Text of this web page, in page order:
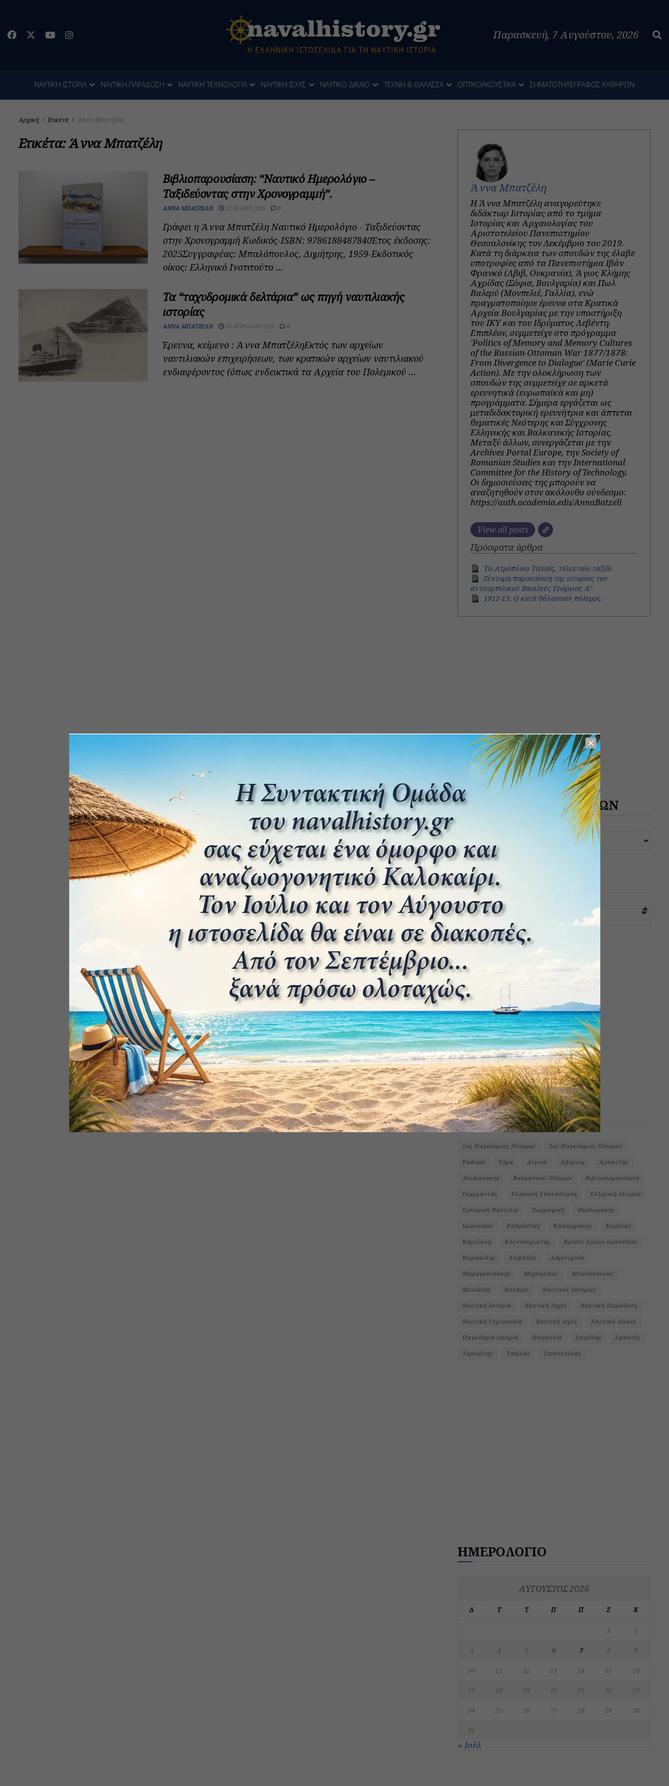
Παρασκευή, 7 Αυγούστου, 2026
ΝΑΥΤΙΚΗ ΙΣΤΟΡΙΑ ΝΑΥΤΙΚΗ ΠΑΡΑΔΟΣΗ ΝΑΥΤΙΚΗ ΤΕΧΝΟΛΟΓΙΑ ΝΑΥΤΙΚΗ ΙΣΧΥΣ ΝΑΥΤΙΚΟ ΔΙΚΑΙΟ ΤΕΧΝΗ & ΘΑΛΑΣΣΑ ΟΠΤΙΚΟΑΚΟΥΣΤΙΚΑ ΣΗΜΑΤΟΤΗΛΕΓΡΑΦΟΣ ΚΥΘΗΡΩΝ
Αρχική Ετικέτα Άννα Μπατζέλη
Ετικέτα:Άννα Μπατζέλη
Βιβλιοπαρουσίαση: “Ναυτικό Ημερολόγιο –
Ταξιδεύοντας στην Χρονογραμμή”.
ΆΝΝΑ ΜΠΑΤΖΈΛΗ 22 ΜΑΪ́ΟΥ 2025 0
Γράφει η Άννα Μπατζέλη Ναυτικό Ημερολόγιο - Ταξιδεύοντας
στην Χρονογραμμή Κωδικός-ISBN: 9786188487840Έτος έκδοσης:
2025Συγγραφέας: Μπαλόπουλος, Δημήτρης, 1959-Εκδοτικός
οίκος: Ελληνικό Ινστιτούτο ...
Τα “ταχυδρομικά δελτάρια” ως πηγή ναυτιλιακής
ιστορίας
ΆΝΝΑ ΜΠΑΤΖΈΛΗ 25 ΑΠΡΙΛΊΟΥ 2025 0
Έρευνα, κείμενο : Άννα ΜπατζέληΕκτός των αρχείων
ναυτιλιακών επιχειρήσεων, των κρατικών αρχείων ναυτιλιακού
ενδιαφέροντος (όπως ενδεικτικά τα Αρχεία του Πολεμικού ...
Άννα Μπατζέλη
H Άννα Μπατζέλη αναγορεύτηκε
διδάκτωρ Ιστορίας από το τμήμα
Ιστορίας και Αρχαιολογίας του
Αριστοτελείου Πανεπιστημίου
Θεσσαλονίκης τον Δεκέμβριο του 2019.
Κατά τη διάρκεια των σπουδών της έλαβε
υποτροφίες από τα Πανεπιστήμια Ιβάν
Φρανκό (Λβιβ, Ουκρανία), Άγιος Κλήμης
Αχρίδας (Σόφια, Βουλγαρία) και Πωλ
Βαλερύ (Μονπελιέ, Γαλλία), ενώ
πραγματοποίησε έρευνα στα Κρατικά
Αρχεία Βουλγαρίας με την υποστήριξη
του ΙΚΥ και του Ιδρύματος Λεβέντη.
Επιπλέον, συμμετείχε στο πρόγραμμα
'Politics of Memory and Memory Cultures
of the Russian-Ottoman War 1877/1878:
From Divergence to Dialogue' (Marie Curie
Action). Με την ολοκλήρωση των
σπουδών της συμμετείχε σε αρκετά
ερευνητικά (ευρωπαϊκά και μη)
προγράμματα. Σήμερα εργάζεται ως
μεταδιδακτορική ερευνήτρια και άπτεται
θεματικές Νεότερης και Σύγχρονης
Ελληνικής και Βαλκανικής Ιστορίας.
Μεταξύ άλλων, συνεργάζεται με την
Archives Portal Europe, την Society of
Romanian Studies και την International
Committee for the History of Technology.
Οι δημοσιεύσεις της μπορούν να
αναζητηθούν στον ακόλουθο σύνδεσμο:
https://auth.academia.edu/AnnaBatzeli
View all posts
Πρόσφατα άρθρα
Το Ατμόπλοιο Τάναϊς, τελευταίο ταξίδι
Σύντομη παρουσίαση της ιστορίας του
αντιτορπιλικού Βασιλεύς Γεώργιος Α’.
1912-13. Ο κατά θάλασσαν πόλεμος.
ΑΡΧΕΙΟ ΔΗΜΟΣΙΕΥΣΕΩΝ
ΚΑΤΗΓΟΡΙΕΣ
Επιλογή κατηγορίας
ΕΤΙΚΕΤΕΣ
1ος Παγκόσμιος Πόλεμος 2ος Παγκόσμιος Πόλεμος
Podcast Ύδρα Αίγινα Αβέρωφ Αμπατζής
Απιδιανάκης Βαλκανικοί Πόλεμοι Βιβλιοπαρουσίαση
Γεωργαντάς Ελληνική Επανάσταση Ελληνική Ιστορία
Εμπορική Ναυτιλία Ζωγραφική Θεοδωράκης
Ιωαννίδου Καθρέπτας Καλογεράκης Καρέλας
Καριζώνη Κουντουριώτης Κρίστυ Εμίλιο Ιωαννίδου
Κυριακίδης Λειβαδάς Λογοτεχνία
Μαραγκουδάκης Μιχαηλίδου Μπαλόπουλος
Μπιλάλης Ναυάγιο Ναυτικές Ιστορίες
Ναυτική Ιστορία Ναυτική Ισχύς Ναυτική Παράδοση
Ναυτική Τεχνολογία Ναυτική ισχύς Ναυτικό Δίκαιο
Παγκόσμια ιστορία Πειρατεία Σπορίδης Σφακτός
Τερνιώτης Τσαϊλάς Τσιαντούλας
ΗΜΕΡΟΛΟΓΙΟ
ΑΎΓΟΥΣΤΟΣ 2026
Δ Τ Τ Π Π Σ Κ
1 2
3 4 5 6 7 8 9
10 11 12 13 14 15 16
17 18 19 20 21 22 23
24 25 26 27 28 29 30
31
« Ιούλ